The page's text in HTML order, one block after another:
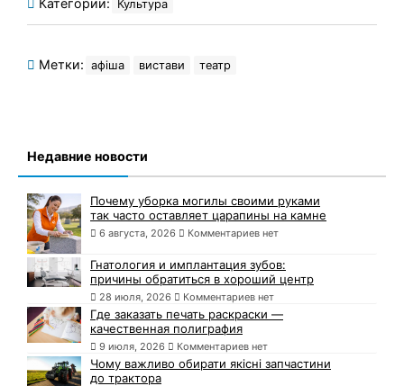
Категории: Культура
Метки: афіша вистави театр
Недавние новости
Почему уборка могилы своими руками
так часто оставляет царапины на камне
6 августа, 2026 Комментариев нет
Гнатология и имплантация зубов:
причины обратиться в хороший центр
28 июля, 2026 Комментариев нет
Где заказать печать раскраски —
качественная полиграфия
9 июля, 2026 Комментариев нет
Чому важливо обирати якісні запчастини
до трактора